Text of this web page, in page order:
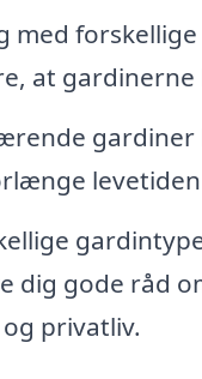
med
at
dig gode råd
privatliv.